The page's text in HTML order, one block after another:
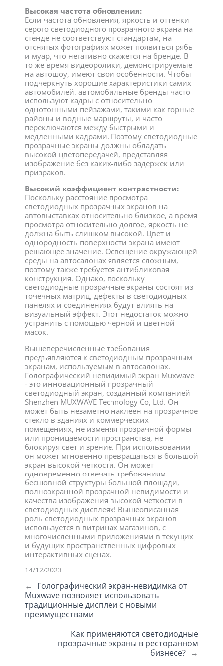
Высокая частота обновления:
Если частота обновления, яркость и оттенки
серого светодиодного прозрачного экрана на
стенде не соответствуют стандартам, на
отснятых фотографиях может появиться рябь
и муар, что негативно скажется на бренде. В
то же время видеоролики, демонстрируемые
на автошоу, имеют свои особенности. Чтобы
подчеркнуть хорошие характеристики самих
автомобилей, автомобильные бренды часто
используют кадры с относительно
однотонными пейзажами, такими как горные
районы и водные маршруты, и часто
переключаются между быстрыми и
медленными кадрами. Поэтому светодиодные
прозрачные экраны должны обладать
высокой цветопередачей, представляя
изображение без каких-либо задержек или
призраков.
Высокий коэффициент контрастности:
Поскольку расстояние просмотра
светодиодных прозрачных экранов на
автовыставках относительно близкое, а время
просмотра относительно долгое, яркость не
должна быть слишком высокой. Цвет и
однородность поверхности экрана имеют
решающее значение. Освещение окружающей
среды на автосалонах является сложным,
поэтому также требуется антибликовая
конструкция. Однако, поскольку
светодиодные прозрачные экраны состоят из
точечных матриц, дефекты в светодиодных
панелях и соединениях будут влиять на
визуальный эффект. Этот недостаток можно
устранить с помощью черной и цветной
масок.
Вышеперечисленные требования
предъявляются к светодиодным прозрачным
экранам, используемым в автосалонах.
Голографический невидимый экран Muxwave
- это инновационный прозрачный
светодиодный экран, созданный компанией
Shenzhen MUXWAVE Technology Co, Ltd. Он
может быть незаметно наклеен на прозрачное
стекло в зданиях и коммерческих
помещениях, не изменяя прозрачной формы
или проницаемости пространства, не
блокируя свет и зрение. При использовании
он может мгновенно превращаться в большой
экран высокой четкости. Он может
одновременно отвечать требованиям
бесшовной структуры большой площади,
полноэкранной прозрачной невидимости и
качества изображения высокой четкости в
светодиодных дисплеях! Вышеописанная
роль светодиодных прозрачных экранов
используется в витринах магазинов, с
многочисленными приложениями в текущих
и будущих пространственных цифровых
интерактивных сценах.
14/12/2023
← Голографический экран-невидимка от
Muxwave позволяет использовать
традиционные дисплеи с новыми
преимуществами
Как применяются светодиодные
прозрачные экраны в ресторанном
бизнесе? →